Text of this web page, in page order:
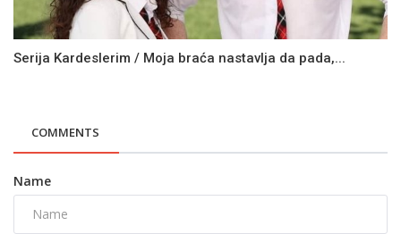
Serija Kardeslerim / Moja braća nastavlja da pada,...
COMMENTS
Name